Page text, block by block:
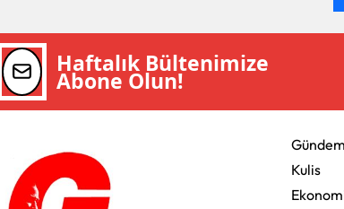
Haftalık Bültenimize
Abone Olun!
Gündem
Kulis